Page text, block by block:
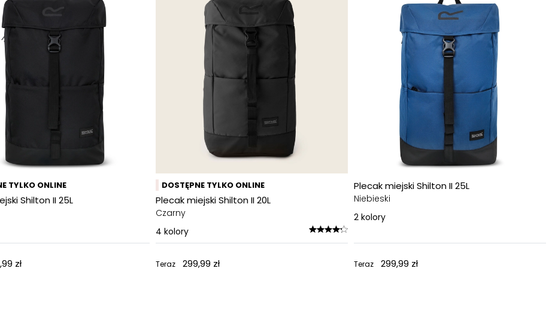
TYLKO ONLINE
Shilton II 25L
zł
DOSTĘPNE TYLKO ONLINE
Plecak miejski Shilton II 20L
Czarny
4 kolory
Teraz 299,99 zł
Plecak miejski Shilton II 25L
Niebieski
2 kolory
Teraz 299,99 zł